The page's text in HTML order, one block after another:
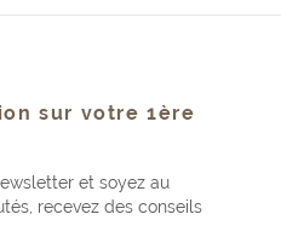
sur votre 1ère
et soyez au
recevez des conseils